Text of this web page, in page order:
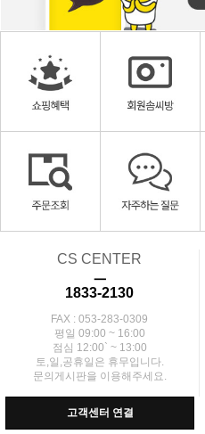
CS CENTER
ㅡ
1833-2130
FAX : 053-283-0309
평일 09:00 ~ 16:00
점심 12:00` ~ 13:00
토,일,공휴일은 휴무입니다.
문의게시판을 이용해주세요.
고객센터 연결